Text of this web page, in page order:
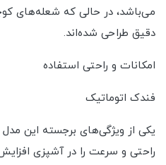
می‌باشد، در حالی که شعله‌های
دقیق طراحی شده‌اند.
امکانات و راحتی استفاده
فندک اتوماتیک
یکی از ویژگی‌های برجسته این
راحتی و سرعت را در آشپزی